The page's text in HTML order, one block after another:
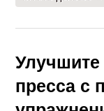
пресса с